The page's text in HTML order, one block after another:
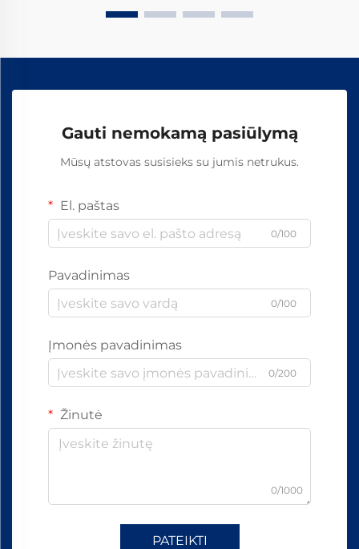
Gauti nemokamą pasiūlymą
Mūsų atstovas susisieks su jumis netrukus.
El. paštas
0/100
Pavadinimas
0/100
Įmonės pavadinimas
0/200
Žinutė
0/1000
PATEIKTI